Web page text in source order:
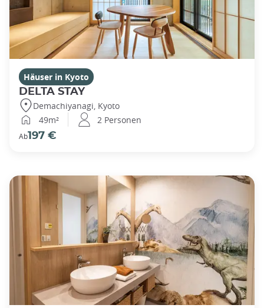
Häuser in Kyoto
DELTA STAY
Demachiyanagi, Kyoto
49m²
2 Personen
Ab197 €